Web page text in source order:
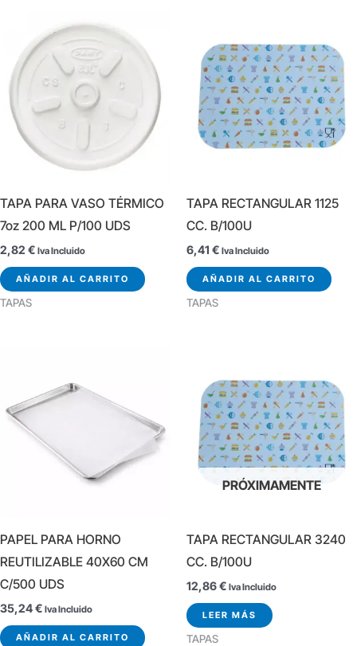
TAPA PARA VASO TÉRMICO
7oz 200 ML P/100 UDS
2,82 € Iva Incluido
AÑADIR AL CARRITO
TAPAS
TAPA RECTANGULAR 1125
CC. B/100U
6,41 € Iva Incluido
AÑADIR AL CARRITO
TAPAS
PAPEL PARA HORNO
REUTILIZABLE 40X60 CM
C/500 UDS
35,24€ Iva Incluido
AÑADIR AL CARRITO
PRÓXIMAMENTE
TAPA RECTANGULAR 3240
CC. B/100U
12,86€ Iva Incluido
LEER MÁS
TAPAS